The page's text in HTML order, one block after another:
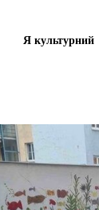
Я культурний